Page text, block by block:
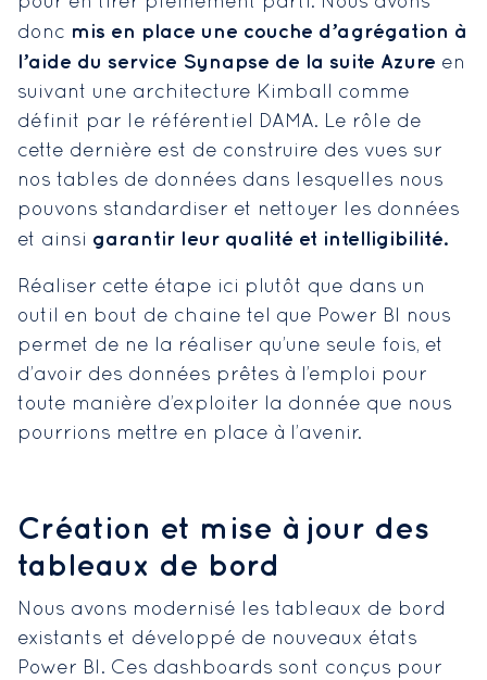
donc mis en place une couche d’agrégation à
l’aide du service Synapse de la suite Azure en
suivant une architecture Kimball comme
définit par le référentiel DAMA. Le rôle de
cette dernière est de construire des vues sur
nos tables de données dans lesquelles nous
pouvons standardiser et nettoyer les données
et ainsi garantir leur qualité et intelligibilité.
Réaliser cette étape ici plutôt que dans un
outil en bout de chaine tel que Power BI nous
permet de ne la réaliser qu’une seule fois, et
d’avoir des données prêtes à l’emploi pour
toute manière d’exploiter la donnée que nous
pourrions mettre en place à l’avenir.
Création et mise à jour des
tableaux de bord
Nous avons modernisé les tableaux de bord
existants et développé de nouveaux états
Power BI. Ces dashboards sont conçus pour